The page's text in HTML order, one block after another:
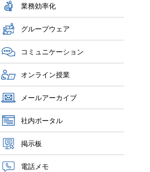
業務効率化
グループウェア
コミュニケーション
オンライン授業
メールアーカイブ
社内ポータル
掲示板
電話メモ